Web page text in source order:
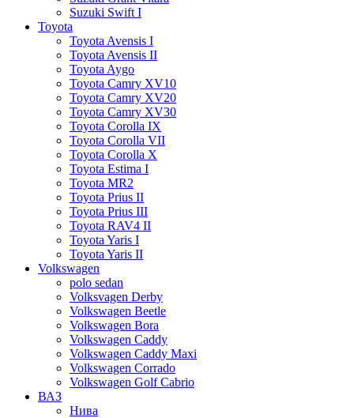
Suzuki Swift I
Toyota
Toyota Avensis I
Toyota Avensis II
Toyota Aygo
Toyota Camry XV10
Toyota Camry XV20
Toyota Camry XV30
Toyota Corolla IX
Toyota Corolla VII
Toyota Corolla X
Toyota Estima I
Toyota MR2
Toyota Prius II
Toyota Prius III
Toyota RAV4 II
Toyota Yaris I
Toyota Yaris II
Volkswagen
polo sedan
Volksvagen Derby
Volkswagen Beetle
Volkswagen Bora
Volkswagen Caddy
Volkswagen Caddy Maxi
Volkswagen Corrado
Volkswagen Golf Cabrio
ВАЗ
Нива